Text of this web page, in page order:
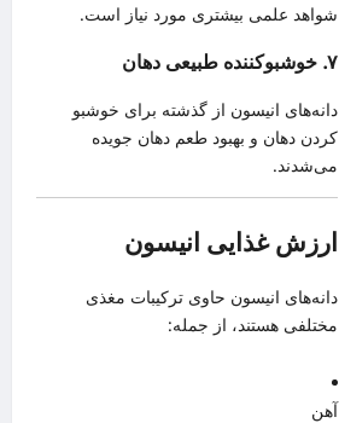
شواهد علمی بیشتری مورد نیاز است.
۷. خوشبوکننده طبیعی دهان
دانه‌های انیسون از گذشته برای خوشبو
کردن دهان و بهبود طعم دهان جویده
می‌شدند.
ارزش غذایی انیسون
دانه‌های انیسون حاوی ترکیبات مغذی
مختلفی هستند، از جمله:
آهن